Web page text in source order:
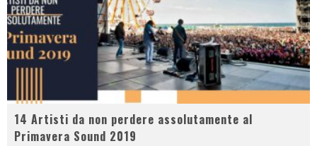
14 Artisti da non perdere assolutamente al
Primavera Sound 2019